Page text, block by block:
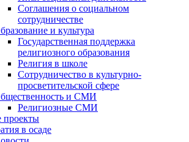
Соглашения о социальном
сотрудничестве
и культура
Государственная поддержка
религиозного образования
Религия в школе
Сотрудничество в культурно-
просветительской сфере
и СМИ
Религиозные СМИ
проекты
в осаде